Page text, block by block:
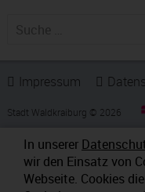
Impressum
Stadt Waldkraiburg © 2026
In unserer
wir den Einsatz von
Webseite. Cookies